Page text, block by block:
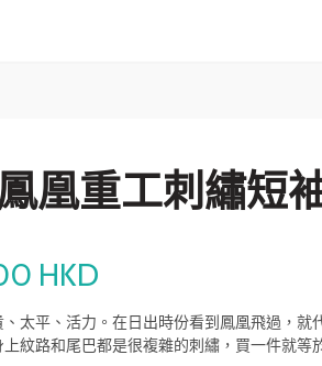
凰重工刺繡短
HKD
、太平、活力。在日出時份看到鳳凰飛過，就
紋路和尾巴都是很複雜的刺繡，買一件就等